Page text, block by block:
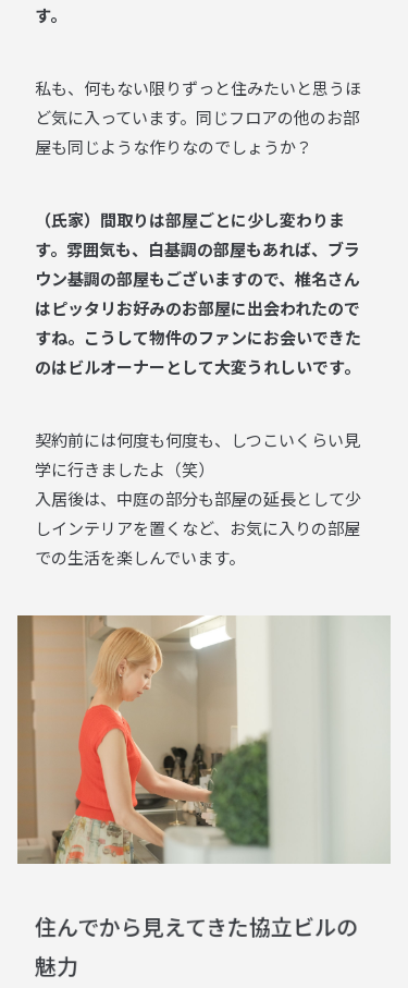
す。
私も、何もない限りずっと住みたいと思うほ
ど気に入っています。同じフロアの他のお部
屋も同じような作りなのでしょうか？
（氏家）間取りは部屋ごとに少し変わりま
す。雰囲気も、白基調の部屋もあれば、ブラ
ウン基調の部屋もございますので、椎名さん
はピッタリお好みのお部屋に出会われたので
すね。こうして物件のファンにお会いできた
のはビルオーナーとして大変うれしいです。
契約前には何度も何度も、しつこいくらい見
学に行きましたよ（笑）
入居後は、中庭の部分も部屋の延長として少
しインテリアを置くなど、お気に入りの部屋
での生活を楽しんでいます。
住んでから見えてきた協立ビルの
魅力